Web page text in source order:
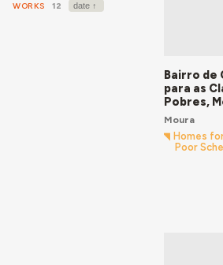
WORKS 12
Bairro de
para as
Pobres,
Moura
Homes
Poor